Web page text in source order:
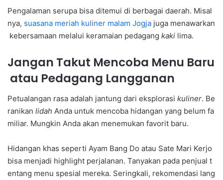
Pengalaman serupa bisa ditemui di berbagai daerah. Misal
nya, suasana meriah kuliner malam Jogja juga menawarkan
kebersamaan melalui keramaian pedagang kaki lima.
Jangan Takut Mencoba Menu Baru
atau Pedagang Langganan
Petualangan rasa adalah jantung dari eksplorasi kuliner. Be
ranikan lidah Anda untuk mencoba hidangan yang belum fa
miliar. Mungkin Anda akan menemukan favorit baru.
Hidangan khas seperti Ayam Bang Do atau Sate Mari Kerjo
bisa menjadi highlight perjalanan. Tanyakan pada penjual t
entang menu spesial mereka. Seringkali, rekomendasi lang